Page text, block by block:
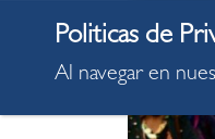
Al navegar en